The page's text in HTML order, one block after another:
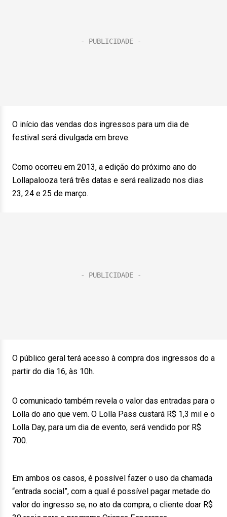
O início das vendas dos ingressos para um dia de
festival será divulgada em breve.
Como ocorreu em 2013, a edição do próximo ano do
Lollapalooza terá três datas e será realizado nos dias
23, 24 e 25 de março.
O público geral terá acesso à compra dos ingressos do a
partir do dia 16, às 10h.
O comunicado também revela o valor das entradas para o
Lolla do ano que vem. O Lolla Pass custará R$ 1,3 mil e o
Lolla Day, para um dia de evento, será vendido por R$
700.
Em ambos os casos, é possível fazer o uso da chamada
“entrada social”, com a qual é possível pagar metade do
valor do ingresso se, no ato da compra, o cliente doar R$